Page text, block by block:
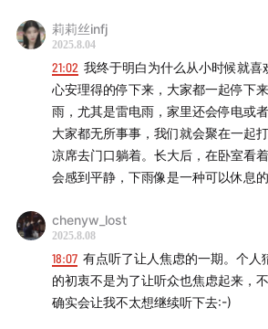
天門 - Two, Only Two
電気式華憐音楽集団 - graduation
Duca - 散歩日和 a piano solo
水月陵 - We are alone
tiko-μ - 寄せては返す、幼き記憶
yaeow,Rnla - just for the night
莉莉丝infj
2025.8.04
21:02 我终于明白为什么从小时候就喜
心安理得的停下来，大家都一起停下
雨，尤其是雷电雨，家里还会停电或
大家都无所事事，我们就会聚在一起
凉席去门口躺着。长大后，在卧室看
会感到平静，下雨像是一种可以休息
chenyw_lost
2025.8.08
18:07 有点听了让人焦虑的一期。个人
的初衷不是为了让听众也焦虑起来，
确实会让我不太想继续听下去:-)